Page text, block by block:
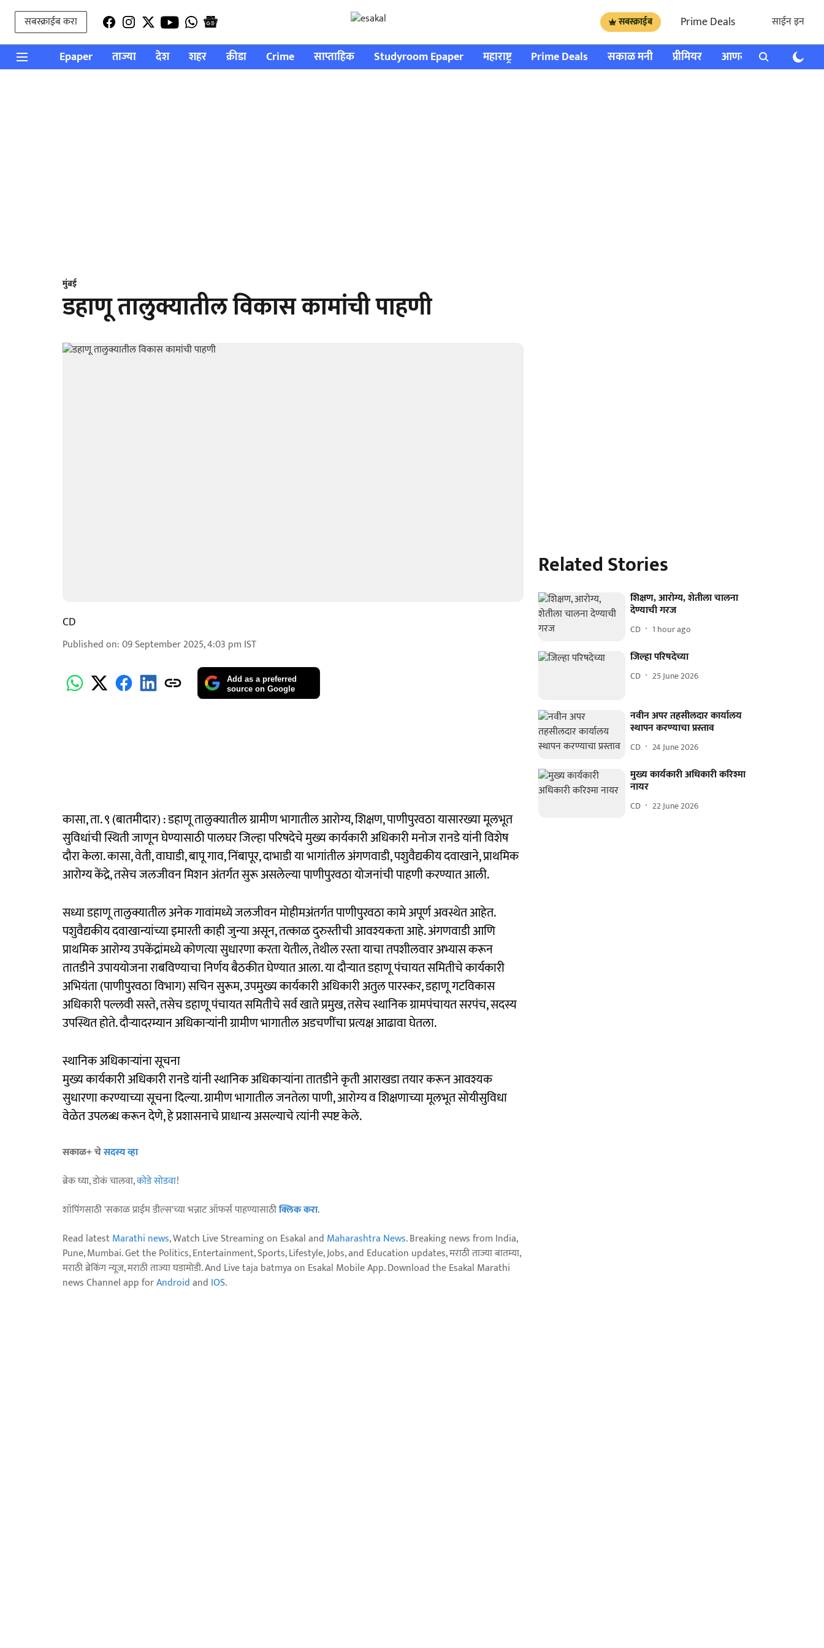
सबस्क्राईब करा सबस्क्राईब Prime Deals साईन इन
Epaper ताज्या देश शहर क्रीडा Crime साप्ताहिक Studyroom Epaper महाराष्ट्र Prime Deals सकाळ मनी प्रीमियर आणखी राशी भविष्य
मुंबई
डहाणू तालुक्यातील विकास कामांची पाहणी
CD
Published on:09 September 2025, 4:03 pm IST
Add as a preferred
source on Google
कासा, ता. ९ (बातमीदार) : डहाणू तालुक्यातील ग्रामीण भागातील आरोग्य, शिक्षण, पाणीपुरवठा यासारख्या मूलभूत
सुविधांची स्थिती जाणून घेण्यासाठी पालघर जिल्हा परिषदेचे मुख्य कार्यकारी अधिकारी मनोज रानडे यांनी विशेष
दौरा केला. कासा, वेती, वाघाडी, बापू गाव, निंबापूर, दाभाडी या भागांतील अंगणवाडी, पशुवैद्यकीय दवाखाने, प्राथमिक
आरोग्य केंद्रे, तसेच जलजीवन मिशन अंतर्गत सुरू असलेल्या पाणीपुरवठा योजनांची पाहणी करण्यात आली.
सध्या डहाणू तालुक्यातील अनेक गावांमध्ये जलजीवन मोहीमअंतर्गत पाणीपुरवठा कामे अपूर्ण अवस्थेत आहेत.
पशुवैद्यकीय दवाखान्यांच्या इमारती काही जुन्या असून, तत्काळ दुरुस्तीची आवश्यकता आहे. अंगणवाडी आणि
प्राथमिक आरोग्य उपकेंद्रांमध्ये कोणत्या सुधारणा करता येतील, तेथील रस्ता याचा तपशीलवार अभ्यास करून
तातडीने उपाययोजना राबविण्याचा निर्णय बैठकीत घेण्यात आला. या दौऱ्यात डहाणू पंचायत समितीचे कार्यकारी
अभियंता (पाणीपुरवठा विभाग) सचिन सुरूम, उपमुख्य कार्यकारी अधिकारी अतुल पारस्कर, डहाणू गटविकास
अधिकारी पल्लवी सस्ते, तसेच डहाणू पंचायत समितीचे सर्व खाते प्रमुख, तसेच स्थानिक ग्रामपंचायत सरपंच, सदस्य
उपस्थित होते. दौऱ्यादरम्यान अधिकाऱ्यांनी ग्रामीण भागातील अडचणींचा प्रत्यक्ष आढावा घेतला.
स्थानिक अधिकाऱ्यांना सूचना
मुख्य कार्यकारी अधिकारी रानडे यांनी स्थानिक अधिकाऱ्यांना तातडीने कृती आराखडा तयार करून आवश्यक
सुधारणा करण्याच्या सूचना दिल्या. ग्रामीण भागातील जनतेला पाणी, आरोग्य व शिक्षणाच्या मूलभूत सोयीसुविधा
वेळेत उपलब्ध करून देणे, हे प्रशासनाचे प्राधान्य असल्याचे त्यांनी स्पष्ट केले.
सकाळ+ चेसदस्य व्हा
ब्रेक घ्या, डोकं चालवा,कोडे सोडवा!
शॉपिंगसाठी 'सकाळ प्राईम डील्स'च्या भन्नाट ऑफर्स पाहण्यासाठीक्लिक करा.
Read latestMarathi news, Watch Live Streaming on Esakal and Maharashtra News. Breaking news from India,
Pune, Mumbai. Get the Politics, Entertainment, Sports, Lifestyle, Jobs, and Education updates, मराठी ताज्या बातम्या,
मराठी ब्रेकिंग न्यूज, मराठी ताज्या घडामोडी. And Live taja batmya on Esakal Mobile App. Download the Esakal Marathi
news Channel app forAndroidand IOS.
Related Stories
शिक्षण, आरोग्य, शेतीला चालना
देण्याची गरज
CD 1 hour ago
जिल्हा परिषदेच्या
CD 25 June 2026
नवीन अपर तहसीलदार कार्यालय
स्थापन करण्याचा प्रस्ताव
CD 24 June 2026
मुख्य कार्यकारी अधिकारी करिश्मा
नायर
CD 22 June 2026